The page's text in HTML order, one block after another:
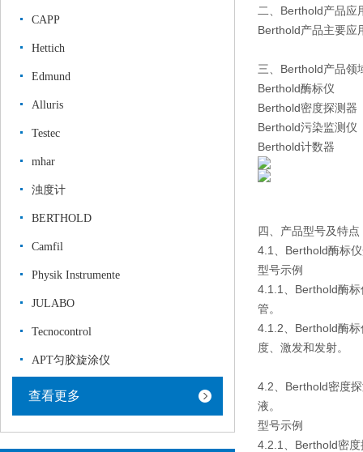
CAPP
Hettich
Edmund
Alluris
Testec
mhar
浊度计
BERTHOLD
Camfil
Physik Instrumente
JULABO
Tecnocontrol
APT匀胶旋涂仪
查看更多
二、Berthold产品应
Berthold产品主要应
三、Berthold产品领
Berthold酶标仪
Berthold密度探测器
Berthold污染监测仪
Berthold计数器
四、产品型号及特点
4.1、Berthold酶标
型号示例
4.1.1、Berthold酶
管。
4.1.2、Berthold酶
度、激发和发射。
4.2、Berthold密度
液。
型号示例
4.2.1、Berthold密